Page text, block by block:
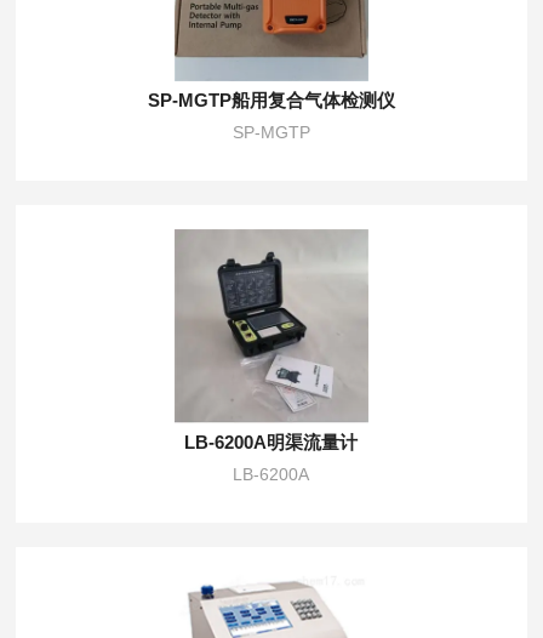
SP-MGTP船用复合气体检测仪
SP-MGTP
LB-6200A明渠流量计
LB-6200A